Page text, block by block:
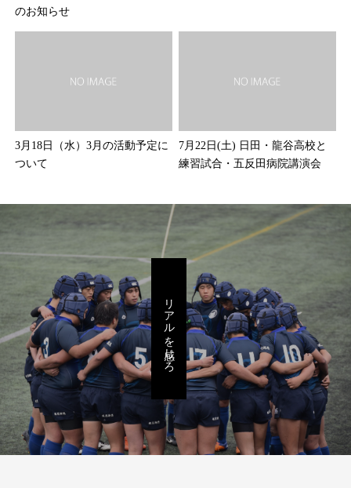
のお知らせ
3月18日（水）3月の活動予定に
ついて
7月22日(土) 日田・龍谷高校と
練習試合・五反田病院講演会
リアルを感じろ